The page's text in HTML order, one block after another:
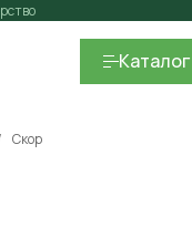
Каталог
Скор